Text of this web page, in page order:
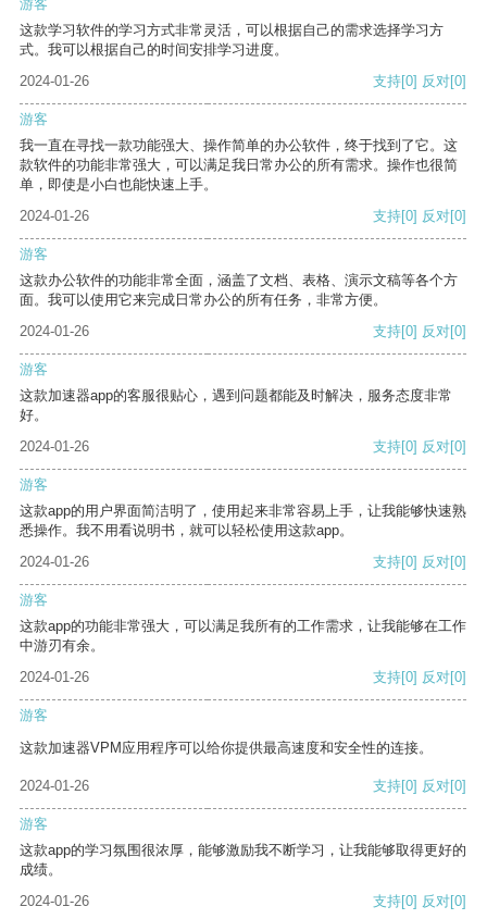
游客
这款学习软件的学习方式非常灵活，可以根据自己的需求选择学习方
式。我可以根据自己的时间安排学习进度。
2024-01-26
支持[0] 反对[0]
游客
我一直在寻找一款功能强大、操作简单的办公软件，终于找到了它。这
款软件的功能非常强大，可以满足我日常办公的所有需求。操作也很简
单，即使是小白也能快速上手。
2024-01-26
支持[0] 反对[0]
游客
这款办公软件的功能非常全面，涵盖了文档、表格、演示文稿等各个方
面。我可以使用它来完成日常办公的所有任务，非常方便。
2024-01-26
支持[0] 反对[0]
游客
这款加速器app的客服很贴心，遇到问题都能及时解决，服务态度非常
好。
2024-01-26
支持[0] 反对[0]
游客
这款app的用户界面简洁明了，使用起来非常容易上手，让我能够快速熟
悉操作。我不用看说明书，就可以轻松使用这款app。
2024-01-26
支持[0] 反对[0]
游客
这款app的功能非常强大，可以满足我所有的工作需求，让我能够在工作
中游刃有余。
2024-01-26
支持[0] 反对[0]
游客
这款加速器VPM应用程序可以给你提供最高速度和安全性的连接。
2024-01-26 支持[0] 反对[0]
游客
这款app的学习氛围很浓厚，能够激励我不断学习，让我能够取得更好的
成绩。
2024-01-26
支持[0] 反对[0]